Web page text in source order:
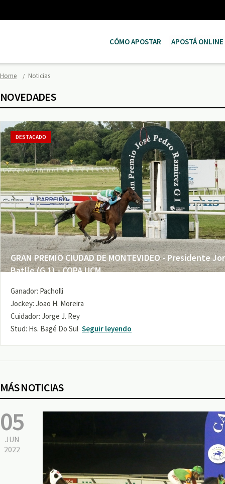
CÓMO APOSTAR APOSTÁ ONLINE
Home Noticias
NOVEDADES
GRAN PREMIO CIUDAD DE MONTEVIDEO - Presidente
Batlle (G 1) - COPA UCM
DESTACADO
Ganador: Pacholli
Jockey: Joao H. Moreira
Cuidador: Jorge J. Rey
Stud: Hs. Bagé Do Sul Seguir leyendo
MÁS NOTICIAS
05
JUN
2022